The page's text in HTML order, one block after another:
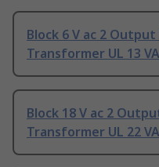
Block 6 V ac 2
Transformer UL 13 VA
Block 18 V ac 2
Transformer UL 22 VA